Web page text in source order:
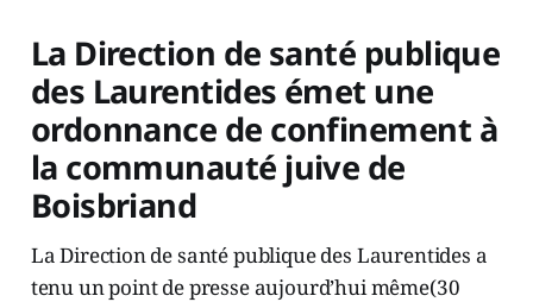
La Direction de santé publique
des Laurentides émet une
ordonnance de confinement à
la communauté juive de
Boisbriand
La Direction de santé publique des Laurentides a
tenu un point de presse aujourd’hui même(30